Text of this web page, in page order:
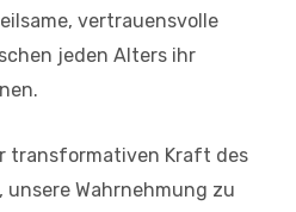
vertrauensvolle
jeden Alters ihr
transformativen Kraft des
unsere Wahrnehmung zu